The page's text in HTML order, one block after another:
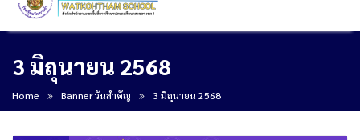
content
3 มิถุนายน 2568
Home Banner วันสำคัญ 3 มิถุนายน 2568